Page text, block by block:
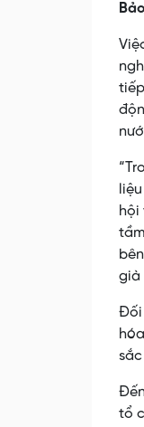
hội
già
Đối
tổ